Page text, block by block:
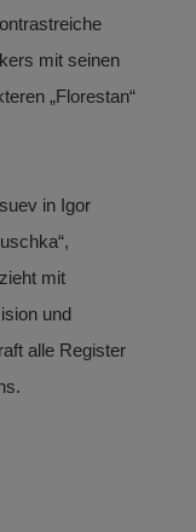
mit seinen
„Florestan“
in Igor
mit
und
alle Register